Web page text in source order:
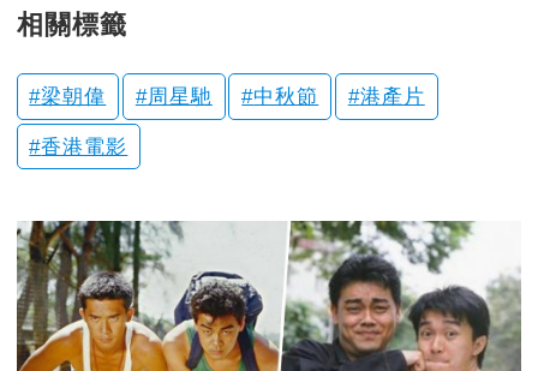
相關標籤
梁朝偉 周星馳 中秋節 港產片
香港電影